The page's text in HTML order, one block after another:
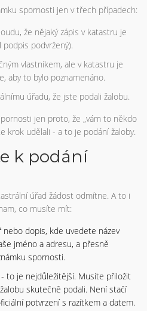
spornosti jen v třech případech:
že nějaký zápis v katastru je
podvržený).
vlastníkem, ale v katastru je
aby to bylo poznamenáno.
úřadu, že jste podali žalobu.
jen proto, že „vám to někdo
krok udělali - a to je podání žaloby.
k podání
úřad žádost odmítne. A to i
co musíte mít:
nebo dopis, kde uvedete název
jméno a adresu, a přesně
spornosti.
- to je nejdůležitější. Musíte přiložit
skutečně podali. Není stačí
potvrzení s razítkem a datem.